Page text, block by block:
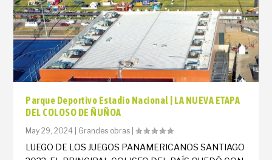
Parque Deportivo Estadio Nacional | LA NUEVA ETAPA
DEL COLOSO DE ÑUÑOA
May 29, 2024 Grandes obras |
LUEGO DE LOS JUEGOS PANAMERICANOS SANTIAGO